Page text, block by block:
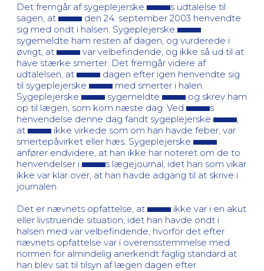
Det fremgår af sygeplejerske
s udtalelse til
sagen, at
den 24. september 2003 henvendte
sig med ondt i halsen. Sygeplejerske
sygemeldte ham resten af dagen, og vurderede i
øvrigt, at
var velbefindende, og ikke så ud til at
have stærke smerter. Det fremgår videre af
udtalelsen, at
dagen efter igen henvendte sig
til sygeplejerske
med smerter i halen.
Sygeplejerske
sygemeldte
og skrev ham
op til lægen, som kom næste dag. Ved
s
henvendelse denne dag fandt sygeplejerske
at
ikke virkede som om han havde feber, var
smertepåvirket eller hæs. Sygeplejerske
anfører endvidere, at han ikke har noteret om de to
henvendelser i
s lægejournal, idet han som vikar
ikke var klar over, at han havde adgang til at skrive i
journalen.
Det er nævnets opfattelse, at
ikke var i en akut
eller livstruende situation, idet han havde ondt i
halsen med var velbefindende, hvorfor det efter
nævnets opfattelse var i overensstemmelse med
normen for almindelig anerkendt faglig standard at
han blev sat til tilsyn af lægen dagen efter.